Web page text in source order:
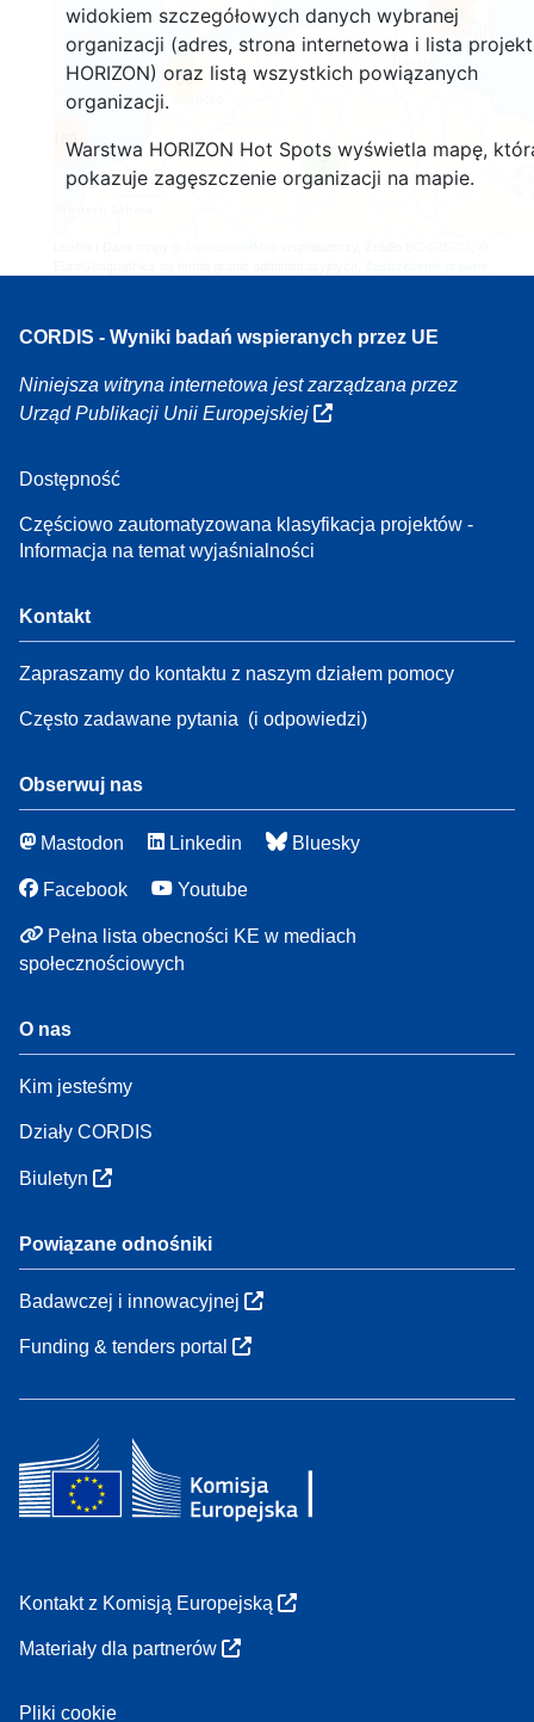
widokiem szczegółowych danych wybranej
organizacji (adres, strona internetowa i lista
HORIZON) oraz listą wszystkich powiązanych
organizacji.
Warstwa HORIZON Hot Spots wyświetla mapę,
pokazuje zagęszczenie organizacji na mapie.
7
160
56
484
CORDIS - Wyniki badań wspieranych przez UE
Niniejsza witryna internetowa jest zarządzana przez
Urząd Publikacji Unii Europejskiej
Dostępność
Częściowo zautomatyzowana klasyfikacja projektów -
Informacja na temat wyjaśnialności
Kontakt
Zapraszamy do kontaktu z naszym działem pomocy
Często zadawane pytania (i odpowiedzi)
Obserwuj nas
Mastodon Linkedin Bluesky
Facebook Youtube
Pełna lista obecności KE w mediach
społecznościowych
O nas
Kim jesteśmy
Działy CORDIS
Biuletyn
Powiązane odnośniki
Badawczej i innowacyjnej
Funding & tenders portal
Kontakt z Komisją Europejską
Materiały dla partnerów
Pliki cookie